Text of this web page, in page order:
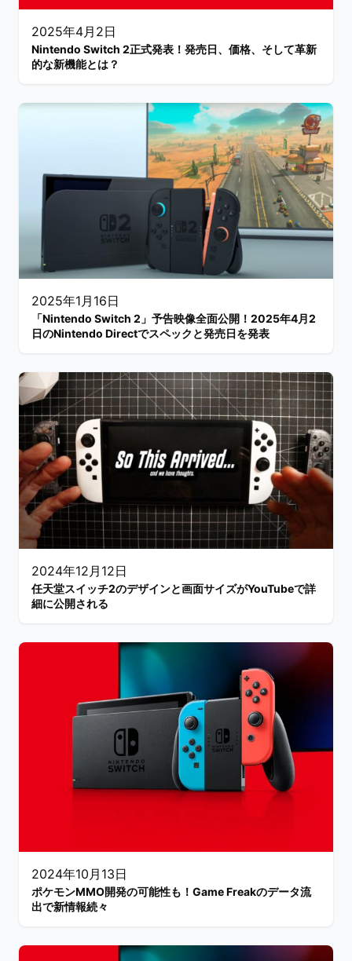
2025年4月2日
Nintendo Switch 2正式発表！発売日、価格、そして革新
的な新機能とは？
2025年1月16日
「Nintendo Switch 2」予告映像全面公開！2025年4月2
日のNintendo Directでスペックと発売日を発表
2024年12月12日
任天堂スイッチ2のデザインと画面サイズがYouTubeで詳
細に公開される
2024年10月13日
ポケモンMMO開発の可能性も！Game Freakのデータ流
出で新情報続々